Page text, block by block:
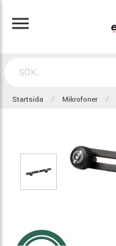
Startsida Mikrofoner